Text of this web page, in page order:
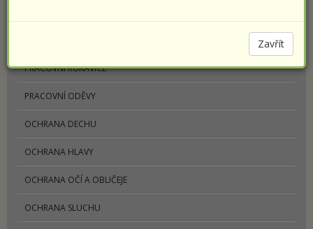
PRACOVNÍ RUKAVICE
PRACOVNÍ ODĚVY
OCHRANA DECHU
OCHRANA HLAVY
OCHRANA OČÍ A OBLIČEJE
OCHRANA SLUCHU
Zavřít